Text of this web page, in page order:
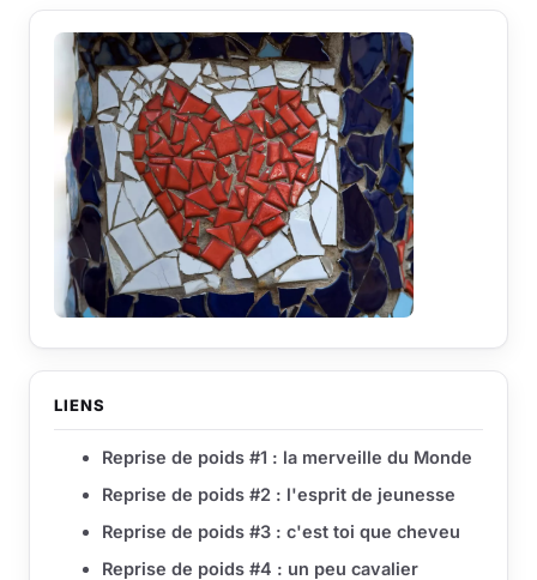
LIENS
Reprise de poids #1 : la merveille du Monde
Reprise de poids #2 : l'esprit de jeunesse
Reprise de poids #3 : c'est toi que cheveu
Reprise de poids #4 : un peu cavalier